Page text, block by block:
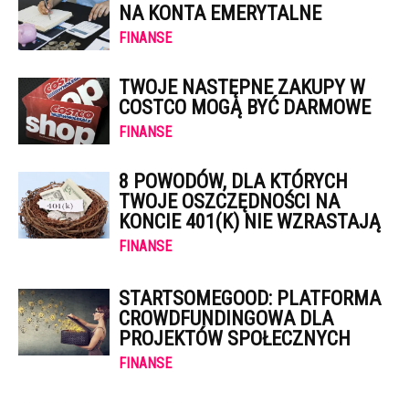
NA KONTA EMERYTALNE
FINANSE
TWOJE NASTĘPNE ZAKUPY W
COSTCO MOGĄ BYĆ DARMOWE
FINANSE
8 POWODÓW, DLA KTÓRYCH
TWOJE OSZCZĘDNOŚCI NA
KONCIE 401(K) NIE WZRASTAJĄ
FINANSE
STARTSOMEGOOD: PLATFORMA
CROWDFUNDINGOWA DLA
PROJEKTÓW SPOŁECZNYCH
FINANSE